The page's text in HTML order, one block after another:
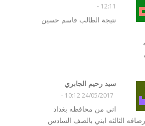
12:11
-
نتيجة الطالب قاسم حسين
سيد رحيم الجابري
24/05/2017 10:12
-
اني من محافظه بغداد
الثالثه ابني بالصف السادس